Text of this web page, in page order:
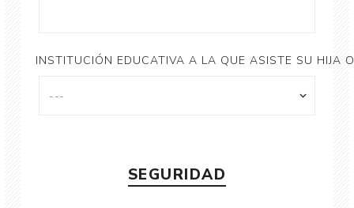
INSTITUCIÓN EDUCATIVA A LA QUE ASISTE SU HIJA
SEGURIDAD